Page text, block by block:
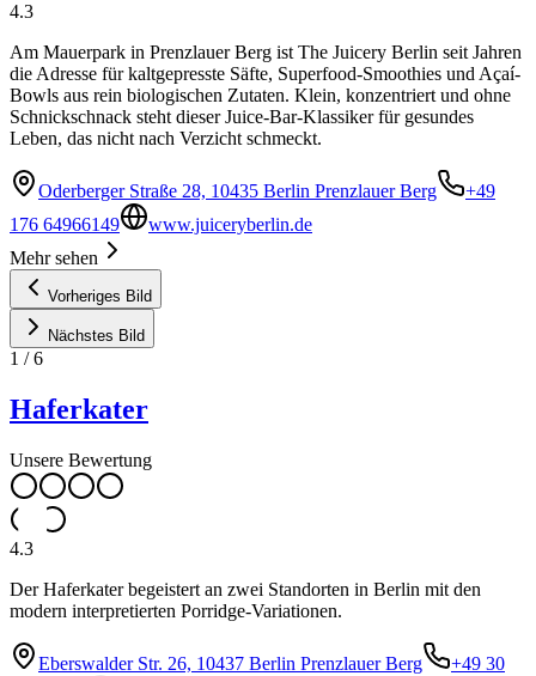
4.3
Am Mauerpark in Prenzlauer Berg ist The Juicery Berlin seit Jahren
die Adresse für kaltgepresste Säfte, Superfood-Smoothies und Açaí-
Bowls aus rein biologischen Zutaten. Klein, konzentriert und ohne
Schnickschnack steht dieser Juice-Bar-Klassiker für gesundes
Leben, das nicht nach Verzicht schmeckt.
Oderberger Straße 28, 10435 Berlin Prenzlauer Berg
+49
176 64966149
www.juiceryberlin.de
Mehr sehen
Vorheriges Bild
Nächstes Bild
1 /6
Haferkater
Unsere Bewertung
4.3
Der Haferkater begeistert an zwei Standorten in Berlin mit den
modern interpretierten Porridge-Variationen.
Eberswalder Str. 26, 10437 Berlin Prenzlauer Berg
+49 30